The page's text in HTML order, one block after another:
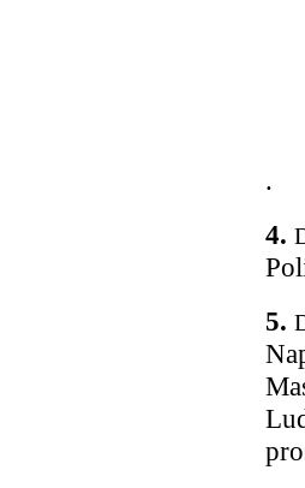
.
4.
5.